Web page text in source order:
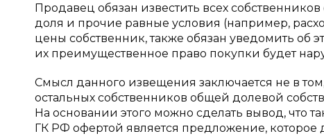
Продавец обязан известить всех
доля и прочие равные условия (например,
цены собственник, также обязан уведомить об
их преимущественное право покупки будет
Смысл данного извещения заключается не в
остальных собственников общей долевой
На основании этого можно сделать вывод, что
ГК РФ офертой является предложение,